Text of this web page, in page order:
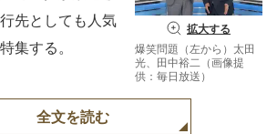
拡大する
爆笑問題（左から）太田
光、田中裕二（画像提
供：毎日放送）
先としても人気
集する。
全文を読む